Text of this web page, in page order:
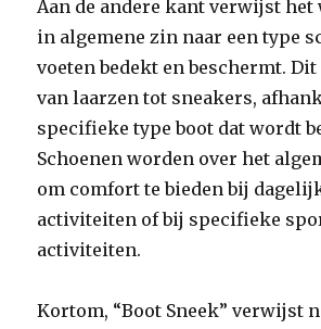
Aan de andere kant verwijst het
in algemene zin naar een type
voeten bedekt en beschermt.
van laarzen tot sneakers,
specifieke type boot dat wordt
Schoenen worden over het
om comfort te bieden bij
activiteiten of bij specifieke
activiteiten.
Kortom, “Boot Sneek” verwijst